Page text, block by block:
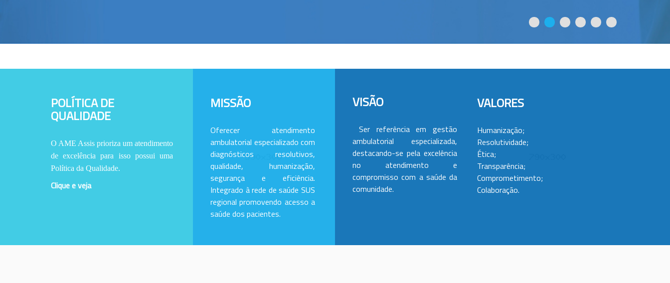
POLÍTICA DE
QUALIDADE
O AME Assis prioriza um atendimento
de excelência para isso possui uma
Política da Qualidade.
Clique e veja
MISSÃO
Oferecer atendimento
ambulatorial especializado com
diagnósticos resolutivos,
qualidade, humanização,
segurança e eficiência.
Integrado à rede de saúde SUS
regional promovendo acesso a
saúde dos pacientes.
VISÃO
Ser referência em gestão
ambulatorial especializada,
destacando-se pela excelência
no atendimento e
compromisso com a saúde da
comunidade.
VALORES
Humanização;
Resolutividade;
Ética;
Transparência;
Comprometimento;
Colaboração.